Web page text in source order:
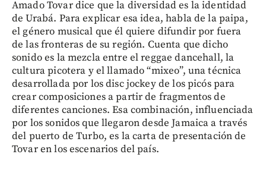
Amado Tovar dice que la diversidad es la identidad
de Urabá. Para explicar esa idea, habla de la paipa,
el género musical que él quiere difundir por fuera
de las fronteras de su región. Cuenta que dicho
sonido es la mezcla entre el reggae dancehall, la
cultura picotera y el llamado “mixeo”, una técnica
desarrollada por los disc jockey de los picós para
crear composiciones a partir de fragmentos de
diferentes canciones. Esa combinación, influenciada
por los sonidos que llegaron desde Jamaica a través
del puerto de Turbo, es la carta de presentación de
Tovar en los escenarios del país.